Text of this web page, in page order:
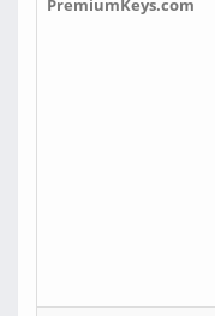
PremiumKeys.com